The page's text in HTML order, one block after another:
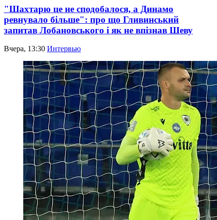
"Шахтарю це не сподобалося, а Динамо
ревнувало більше": про що Гливинський
запитав Лобановського і як не впізнав Шеву
Вчера, 13:30 Интервью